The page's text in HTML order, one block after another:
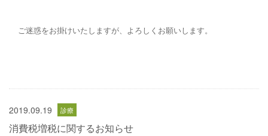
ご迷惑をお掛けいたしますが、よろしくお願いします。
2019.09.19
消費税増税に関するお知らせ